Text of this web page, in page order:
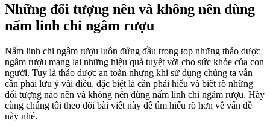
Những đối tượng nên và không nên dùng
nấm linh chi ngâm rượu
Nấm linh chi ngâm rượu luôn đứng đầu trong top những thảo dược
ngâm rượu mang lại những hiệu quả tuyệt vời cho sức khỏe của con
người. Tuy là thảo dược an toàn nhưng khi sử dụng chúng ta vẫn
cần phải lưu ý vài điều, đặc biệt là cần phải hiểu và biết rõ những
đối tượng nào nên và không nên dùng nấm linh chi ngâm rượu. Hãy
cùng chúng tôi theo dõi bài viết này để tìm hiểu rõ hơn về vấn đề
này nhé.